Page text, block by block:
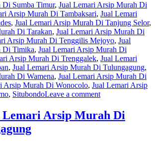
Sumba Timur, Jual Lemari Arsip Murah Di
Arsip Murah Di Tambaksari, Jual Lemari
, Jual Lemari Arsip Murah Di Tanjung Selor,
Di Tarakan, Jual Lemari Arsip Murah Di
Arsip Murah Di Tenggilis Mejoyo, Jual
Di Timika, Jual Lemari Arsip Murah Di
Arsip Murah Di Trenggalek, Jual Lemari
, Jual Lemari Arsip Murah Di Tulungagung,
Di Wamena, Jual Lemari Arsip Murah Di
Arsip Murah Di Wonocolo, Jual Lemari Arsip
, SitubondoLeave a comment
Lemari Arsip Murah Di